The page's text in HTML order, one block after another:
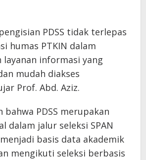
PDSS tidak terlepas
humas PTKIN dalam
layanan informasi yang
mudah diakses
Prof. Abd. Aziz.
bahwa PDSS merupakan
dalam jalur seleksi SPAN
basis data akademik
mengikuti seleksi berbasis